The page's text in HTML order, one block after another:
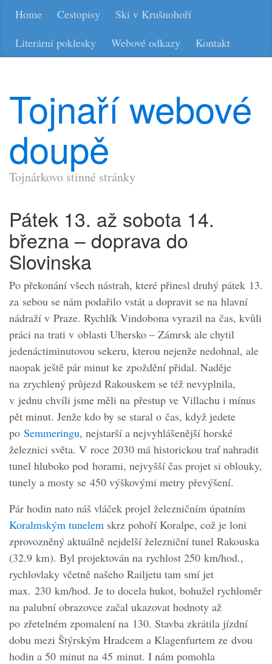
Home Cestopisy
Ski v Krušnohoří
Literární poklesky
Webové odkazy Kontakt
Tojnaří webové
doupě
Tojnárkovo stinné stránky
Pátek 13. až sobota 14.
března – doprava do
Slovinska
Po překonání všech nástrah, které přinesl druhý pátek 13.
za sebou se nám podařilo vstát a dopravit se na hlavní
nádraží v Praze. Rychlík Vindobona vyrazil na čas, kvůli
práci na trati v oblasti Uhersko – Zámrsk ale chytil
jedenáctiminutovou sekeru, kterou nejenže nedohnal, ale
naopak ještě pár minut ke zpoždění přidal. Naděje
na zrychlený průjezd Rakouskem se též nevyplnila,
v jednu chvíli jsme měli na přestup ve Villachu i mínus
pět minut. Jenže kdo by se staral o čas, když jedete
po Semmeringu, nejstarší a nejvyhlášenější horské
železnici světa. V roce 2030 má historickou trať nahradit
tunel hluboko pod horami, nejvyšší čas projet si oblouky,
tunely a mosty se 450 výškovými metry převýšení.
Pár hodin nato náš vláček projel železničním úpatním
Koralmským tunelem skrz pohoří Koralpe, což je loni
zprovozněný aktuálně nejdelší železniční tunel Rakouska
(32.9 km). Byl projektován na rychlost 250 km/hod.,
rychlovlaky včetně našeho Railjetu tam smí jet
max. 230 km/hod. Je to docela hukot, bohužel rychloměr
na palubní obrazovce začal ukazovat hodnoty až
po zřetelném zpomalení na 130. Stavba zkrátila jízdní
dobu mezi Štýrským Hradcem a Klagenfurtem ze dvou
hodin a 50 minut na 45 minut. I nám pomohla